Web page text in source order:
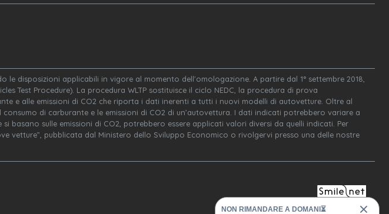
disposizioni applicabili in vigore al momento dell'omologazione. A partire dal 1° settembre 2018,
Test Procedure). La procedura WLTP sostituisce il ciclo NEDC, la procedura di prova
e alle emissioni di CO2 che riporta i dati inerenti a tutti i nuovi modelli di autovetture. Oltre al
di carburante e le emissioni di CO2 di un’autovettura. I dati indicati potrebbero variare a
basano sulle emissioni di CO2, potrebbero essere applicati valori diversi da quelli indicati. Per
vetture”, pubblicata dal Ministero dello Sviluppo Economico o rivolgervi presso una delle nostre
NON RIMANDARE A DOMANI⏳